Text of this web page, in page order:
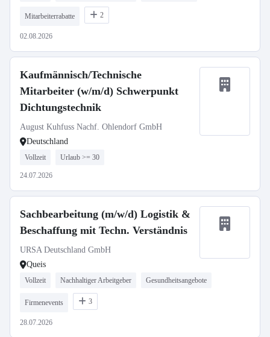
Mitarbeiterrabatte 2
02.08.2026
Kaufmännisch/Technische
Mitarbeiter (w/m/d) Schwerpunkt
Dichtungstechnik
August Kuhfuss Nachf. Ohlendorf GmbH
Deutschland
Vollzeit Urlaub >= 30
24.07.2026
Sachbearbeitung (m/w/d) Logistik &
Beschaffung mit Techn. Verständnis
URSA Deutschland GmbH
Queis
Vollzeit Nachhaltiger Arbeitgeber Gesundheitsangebote
Firmenevents 3
28.07.2026